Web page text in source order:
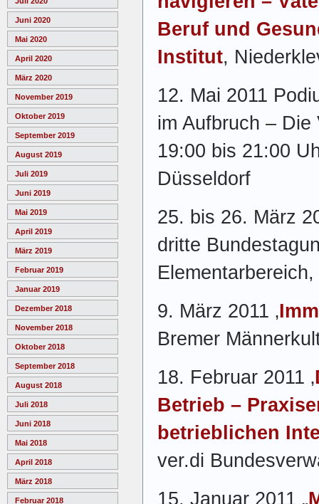
Juni 2020
Mai 2020
April 2020
März 2020
November 2019
Oktober 2019
September 2019
August 2019
Juli 2019
Juni 2019
Mai 2019
April 2019
März 2019
Februar 2019
Januar 2019
Dezember 2018
November 2018
Oktober 2018
September 2018
August 2018
Juli 2018
Juni 2018
Mai 2018
April 2018
März 2018
Februar 2018
Beruf und
Institut,
12. Mai 2011
im Aufbruch – Die
19:00 bis 21:00
Düsseldorf
25. bis 26. März
dritte
9. März 2011 ‚
Bremer
18. Februar 2011 ‚
Betrieb –
betrieblichen
ver.di
15. Januar 2011 „